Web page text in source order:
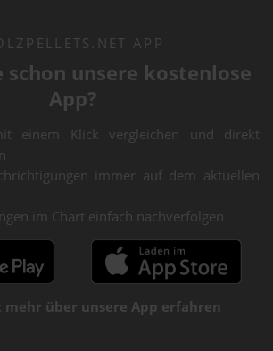
APP
schon unsere kostenlose
App?
einem Klick vergleichen und direkt
immer auf dem aktuellen
im Chart einfach nachverfolgen
mehr über unsere App erfahren